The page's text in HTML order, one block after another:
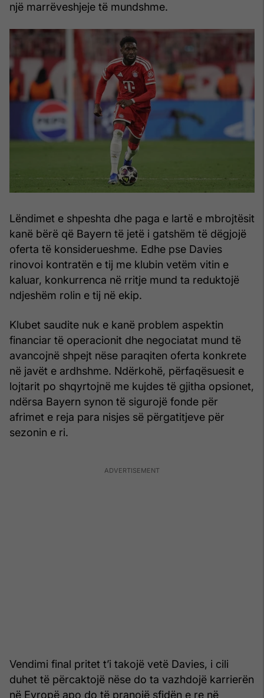
një marrëveshjeje të mundshme.
Lëndimet e shpeshta dhe paga e lartë e mbrojtësit
kanë bërë që Bayern të jetë i gatshëm të dëgjojë
oferta të konsiderueshme. Edhe pse Davies
rinovoi kontratën e tij me klubin vetëm vitin e
kaluar, konkurrenca në rritje mund ta reduktojë
ndjeshëm rolin e tij në ekip.
Klubet saudite nuk e kanë problem aspektin
financiar të operacionit dhe negociatat mund të
avancojnë shpejt nëse paraqiten oferta konkrete
në javët e ardhshme. Ndërkohë, përfaqësuesit e
lojtarit po shqyrtojnë me kujdes të gjitha opsionet,
ndërsa Bayern synon të sigurojë fonde për
afrimet e reja para nisjes së përgatitjeve për
sezonin e ri.
Vendimi final pritet t’i takojë vetë Davies, i cili
duhet të përcaktojë nëse do ta vazhdojë karrierën
në Evropë apo do të pranojë sfidën e re në